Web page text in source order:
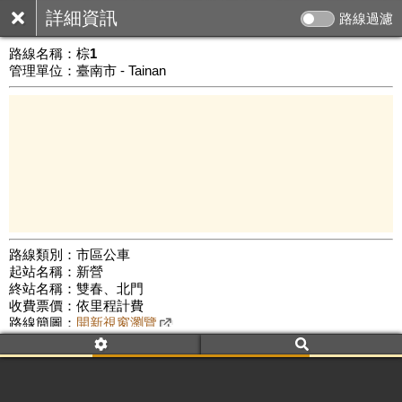
詳細資訊 路線過濾
路線名稱： 棕1
管理單位：臺南市 - Tainan
路線類別：市區公車
起站名稱：新營
終站名稱：雙春、北門
收費票價：依里程計費
路線簡圖： 開新視窗瀏覽
附屬名稱：棕1 新營 鹽水 南鯤鯓 北門(雙春)
公車數量: 累計450、上線294